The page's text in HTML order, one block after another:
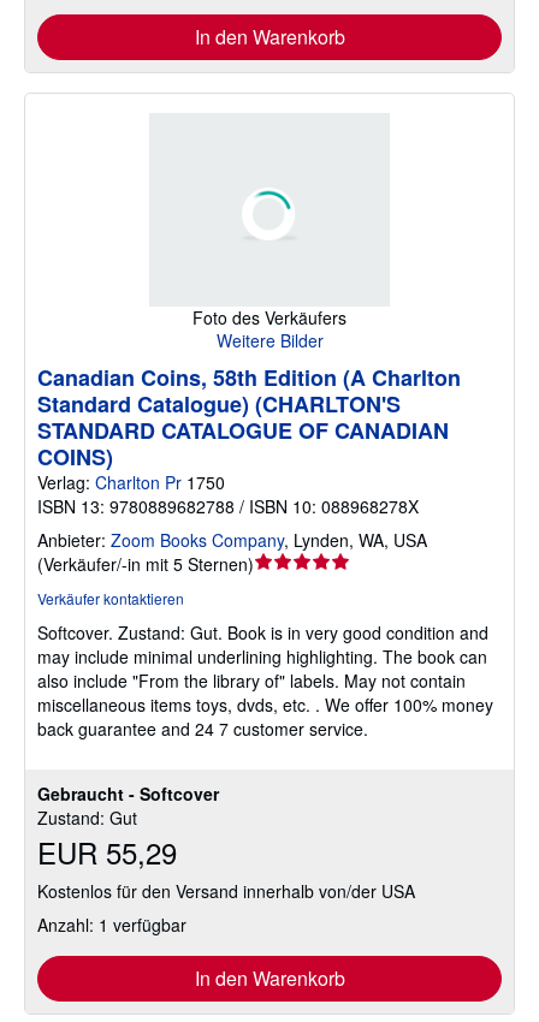
In den Warenkorb
Foto des Verkäufers
Weitere Bilder
Gebraucht - Softcover
Zustand: Gut
EUR 55,29
Kostenlos für den Versand innerhalb von/der USA
Anzahl: 1 verfügbar
In den Warenkorb
Canadian Coins, 58th Edition (A Charlton
Standard Catalogue) (CHARLTON'S
STANDARD CATALOGUE OF CANADIAN
COINS)
Verlag: Charlton Pr 1750
ISBN 13: 9780889682788 / ISBN 10: 088968278X
Anbieter: Zoom Books Company, Lynden, WA, USA
(Verkäufer/-in mit 5 Sternen)Verkäuferbewertung
5
Sternen
Verkäufer kontaktieren
Softcover. Zustand: Gut. Book is in very good condition and
may include minimal underlining highlighting. The book can
also include "From the library of" labels. May not contain
miscellaneous items toys, dvds, etc. . We offer 100% money
back guarantee and 24 7 customer service.